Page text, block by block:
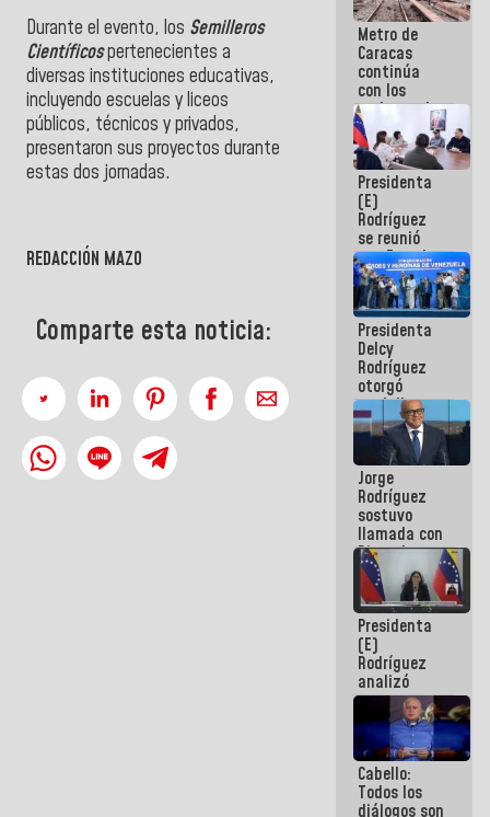
Durante el evento, los Semilleros
Científicospertenecientes a
diversas instituciones educativas,
incluyendo escuelas y liceos
públicos, técnicos y privados,
presentaron sus proyectos durante
estas dos jornadas.
REDACCIÓN MAZO
Comparte esta noticia:
Metro de
Caracas
continúa
con los
trabajos de
mantenimiento
e inspección
en la Línea 2
Presidenta
(E)
Rodríguez
se reunió
con Estado
Mayor
Eléctrico
para
abordar
planes de
acción
Presidenta
Delcy
Rodríguez
otorgó
medalla
"Héroe de
Venezuela"
a servidores
públicos
Jorge
Rodríguez
sostuvo
llamada con
Dinorah
Figuera y
acuerdan
primer
encuentro
presencial
para el
diálogo
Presidenta
(E)
Rodríguez
analizó
junto a
gobernadores
planes de
recuperación
del Sistema
Eléctrico
Cabello:
Todos los
diálogos son